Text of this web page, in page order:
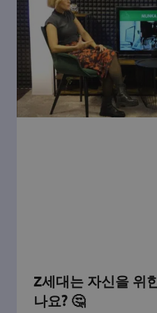
Z세대는 자신을 위
나요? 🤔